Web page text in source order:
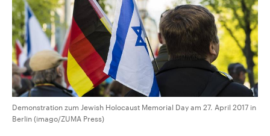
Demonstration zum Jewish Holocaust Memorial Day am 27. April 2017 in
Berlin (imago/ZUMA Press)